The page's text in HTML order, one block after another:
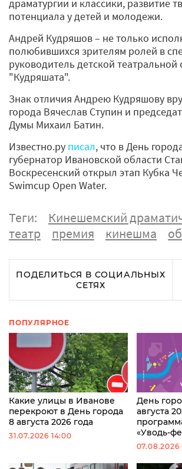
драматургии и классики, развитие
потенциала у детей и молодежи.
Андрей Кудряшов – не только
полюбившихся зрителям ролей в
руководитель детской театральной
"Кудряшата".
Знак отличия Андрею Кудряшову
города Вячеслав Ступин и
Думы Михаил Батин.
Известно.ру писал, что в День
губернатор Ивановской области
Воскресенский открыл этап Кубка
Swimcup Open Water.
Теги:
Кинешемский
театр
премия кинешма
ПОДЕЛИТЬСЯ В СОЦИАЛЬНЫХ
СЕТЯХ
ПОПУЛЯРНОЕ
Какие улицы в Иванове
перекроют в День города
8 августа 2026 года
31.07.2026 14:00
День
августа
«Уводь-
07.08.2026